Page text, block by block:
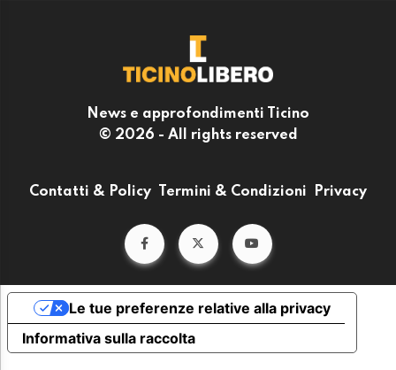
News e approfondimenti Ticino
© 2026 - All rights reserved
Contatti & Policy Termini & Condizioni Privacy
Informativa sulla raccolta
Le tue preferenze relative alla privacy